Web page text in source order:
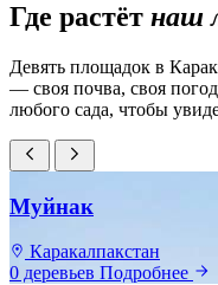
Где растёт наш
Девять площадок в
— своя почва, своя
любого сада, чтобы
Муйнак
Каракалпакстан
0 деревьев Подробнее